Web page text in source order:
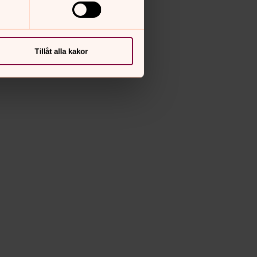
Tillåt alla kakor